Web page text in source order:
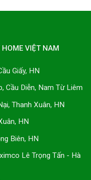
VIỆT NAM
Giấy, HN
Cầu Diễn, Nam Từ Liêm
Thanh Xuân, HN
HN
Biên, HN
Lê Trọng Tấn - Hà